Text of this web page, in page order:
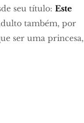
seu título: Este
também, por
ser uma princesa,